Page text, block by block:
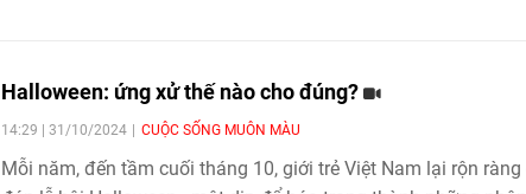
Halloween: ứng xử thế nào cho đúng?
14:29 | 31/10/2024 CUỘC SỐNG MUÔN MÀU
Mỗi năm, đến tầm cuối tháng 10, giới trẻ Việt Nam lại rộn